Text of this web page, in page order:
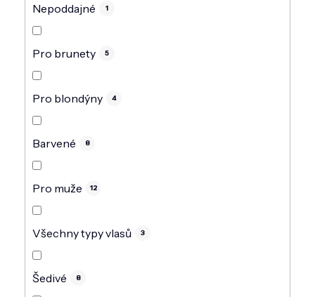
Nepoddajné 1
Pro brunety 5
Pro blondýny 4
Barvené 8
Pro muže 12
Všechny typy vlasů 3
Šedivé 8